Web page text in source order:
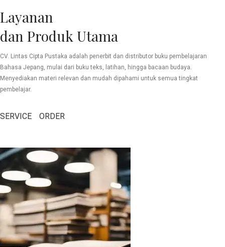
Layanan
dan Produk Utama
CV. Lintas Cipta Pustaka adalah penerbit dan distributor buku pembelajaran
Bahasa Jepang, mulai dari buku teks, latihan, hingga bacaan budaya.
Menyediakan materi relevan dan mudah dipahami untuk semua tingkat
pembelajar.
SERVICE ORDER